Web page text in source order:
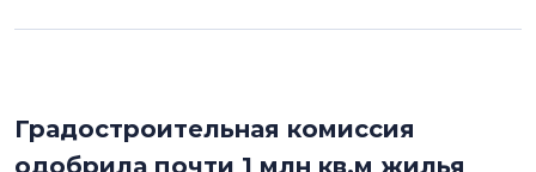
Градостроительная комиссия
одобрила почти 1 млн кв.м жилья